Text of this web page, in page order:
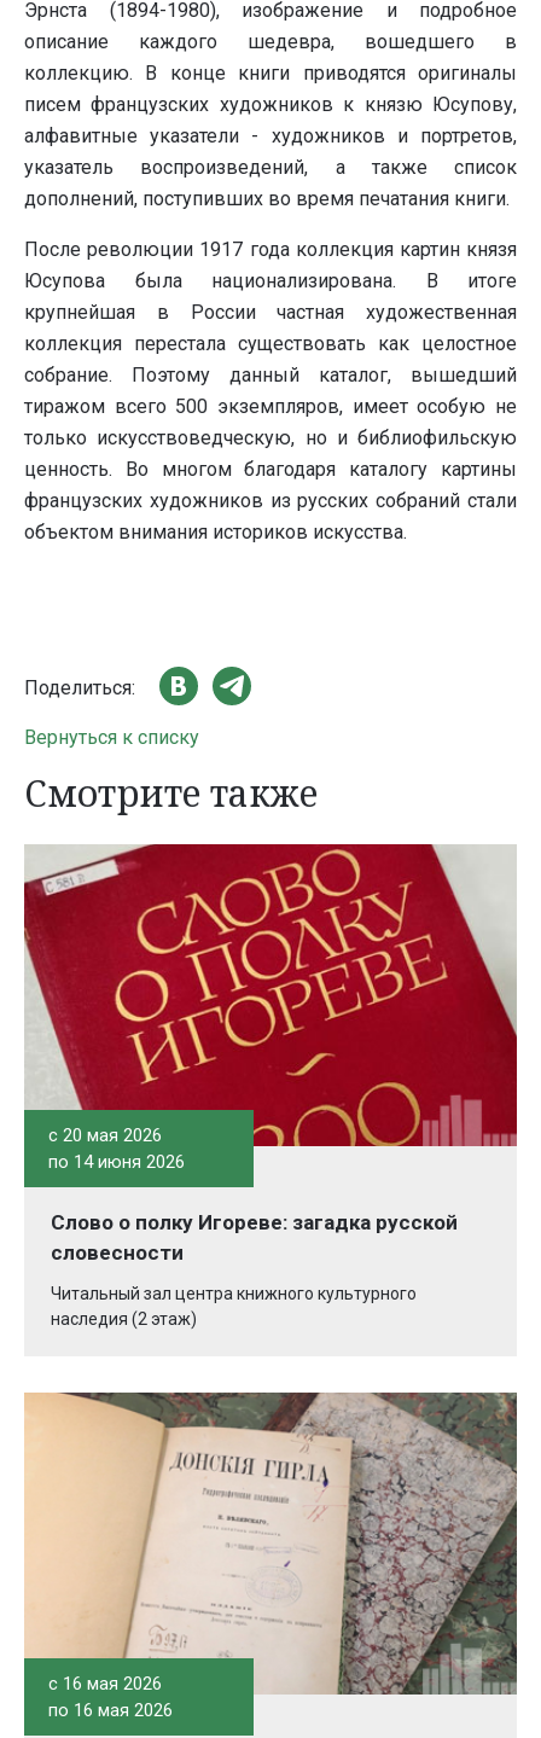
Эрнста (1894-1980), изображение и подробное
описание каждого шедевра, вошедшего в
коллекцию. В конце книги приводятся оригиналы
писем французских художников к князю Юсупову,
алфавитные указатели - художников и портретов,
указатель воспроизведений, а также список
дополнений, поступивших во время печатания книги.
После революции 1917 года коллекция картин князя
Юсупова была национализирована. В итоге
крупнейшая в России частная художественная
коллекция перестала существовать как целостное
собрание. Поэтому данный каталог, вышедший
тиражом всего 500 экземпляров, имеет особую не
только искусствоведческую, но и библиофильскую
ценность. Во многом благодаря каталогу картины
французских художников из русских собраний стали
объектом внимания историков искусства.
Поделиться:
Вернуться к списку
Смотрите также
c 20 мая 2026
по 14 июня 2026
Слово о полку Игореве: загадка русской
словесности
Читальный зал центра книжного культурного
наследия (2 этаж)
c 16 мая 2026
по 16 мая 2026